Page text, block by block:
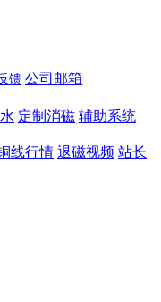
馈 公司邮箱
定制消磁 辅助系统
线行情 退磁视频 站长